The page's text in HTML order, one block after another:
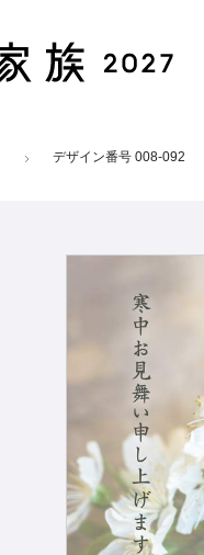
デザイン番号 008-092